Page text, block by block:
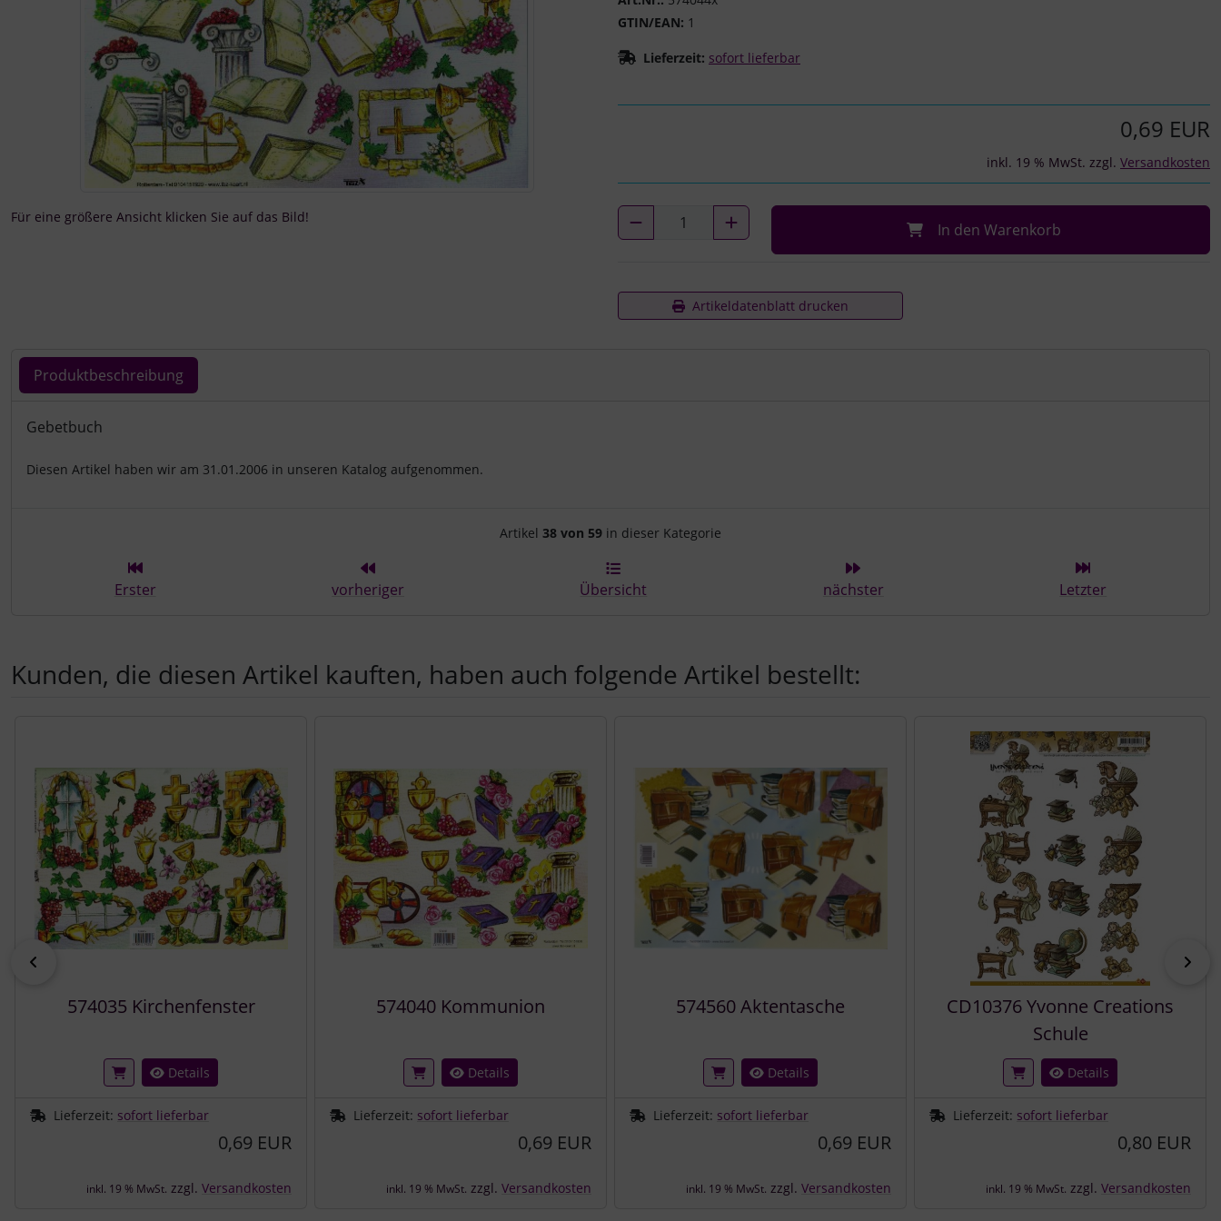
GTIN/EAN: 1
Lieferzeit: sofort lieferbar
Für eine größere Ansicht klicken Sie auf das Bild!
0,69 EUR
inkl. 19 % MwSt. zzgl. Versandkosten
In den Warenkorb
Artikeldatenblatt drucken
Produktbeschreibung
Produktbeschreibung
Gebetbuch
Diesen Artikel haben wir am 31.01.2006 in unseren Katalog aufgenommen.
Artikelnavigation innerhalb dieser Kategorie
Artikel 38 von 59 in dieser Kategorie
Erster vorheriger Übersicht nächster Letzter
Kunden, die diesen Artikel kauften, haben auch folgende Artikel bestellt:
574035 Kirchenfenster
Details
Lieferzeit: sofort lieferbar
0,69 EUR
inkl. 19 % MwSt. zzgl. Versandkosten
574040 Kommunion
Details
Lieferzeit: sofort lieferbar
0,69 EUR
inkl. 19 % MwSt. zzgl. Versandkosten
574560 Aktentasche
Details
Lieferzeit: sofort lieferbar
0,69 EUR
inkl. 19 % MwSt. zzgl. Versandkosten
CD10376 Yvonne Creations
Schule
Details
Lieferzeit: sofort lieferbar
0,80 EUR
inkl. 19 % MwSt. zzgl. Versandkosten